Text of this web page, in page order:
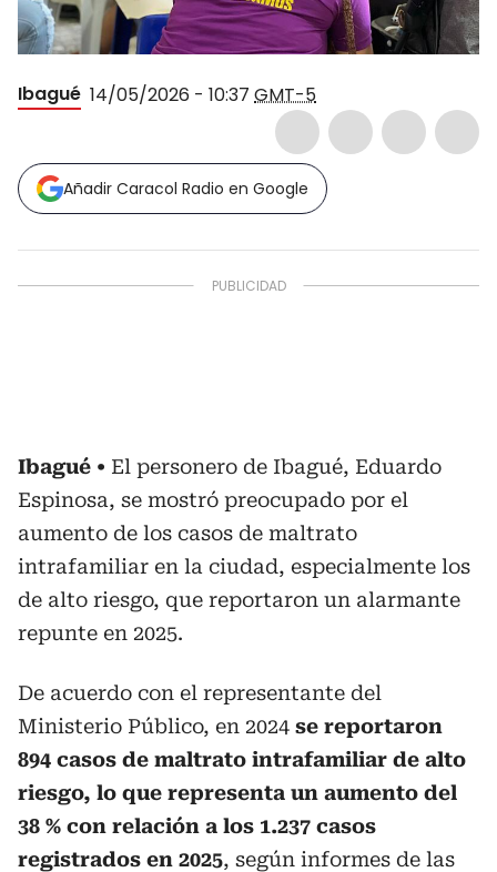
Ibagué 14/05/2026 - 10:37 GMT-5
Añadir Caracol Radio en Google
Ibagué
El personero de Ibagué, Eduardo
Espinosa, se mostró preocupado por el
aumento de los casos de maltrato
intrafamiliar en la ciudad, especialmente los
de alto riesgo, que reportaron un alarmante
repunte en 2025.
De acuerdo con el representante del
Ministerio Público, en 2024 se reportaron
894 casos de maltrato intrafamiliar de alto
riesgo, lo que representa un aumento del
38 % con relación a los 1.237 casos
registrados en 2025, según informes de las